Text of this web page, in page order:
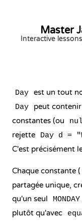
Master
Interactive
Day est un tout
Day
peut
constantes (ou
rejette
Day d =
C'est précisément
Chaque constante (
partagée unique,
qu'un seul
MONDAY
plutôt qu'avec